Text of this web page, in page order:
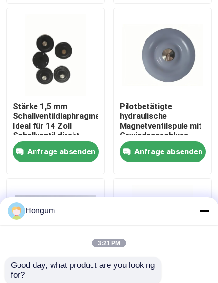
Über uns
Qualitätskontrolle
Neuigkeiten
Bitte um ein Angebot
Gummimembrandichtungen
Ventil-Gummimembran
Stärke 1,5 mm
Schallventildiaphragma
Ideal für 14 Zoll
Schallventil direkt
wirkender Pilot
betriebener Ventil Typ
Verwendung
Anfrage absenden
Pilotbetätigte
hydraulische
Magnetventilspule mit
Gewindeanschluss,
konstruiert für
Leistung in der
hydraulischen
Anfrage absenden
1/4 Zoll bis 2 Zoll
Hongum
3:21 PM
Good day, what product are you looking
for?